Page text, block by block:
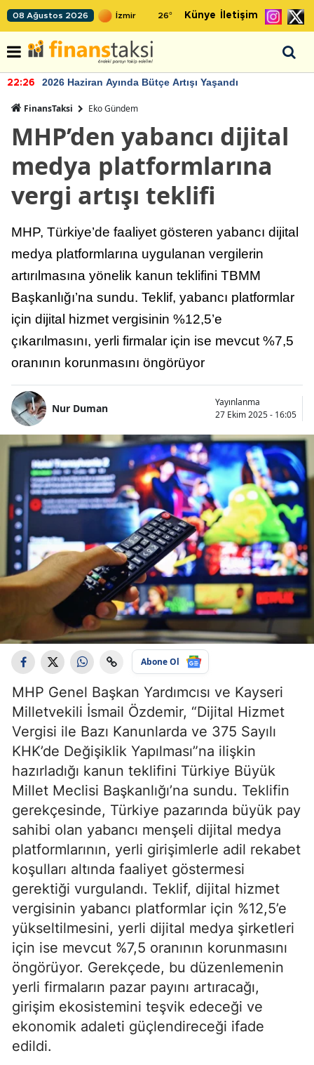
08 Ağustos 2026 26° Künye İletişim
22:26 2026 Haziran Ayında Bütçe Artışı Yaşandı
FinansTaksi Eko Gündem
MHP’den yabancı dijital
medya platformlarına
vergi artışı teklifi
MHP, Türkiye’de faaliyet gösteren yabancı dijital
medya platformlarına uygulanan vergilerin
artırılmasına yönelik kanun teklifini TBMM
Başkanlığı’na sundu. Teklif, yabancı platformlar
için dijital hizmet vergisinin %12,5’e
çıkarılmasını, yerli firmalar için ise mevcut %7,5
oranının korunmasını öngörüyor
Nur Duman
Yayınlanma
27 Ekim 2025 - 16:05
Abone Ol
MHP Genel Başkan Yardımcısı ve Kayseri
Milletvekili İsmail Özdemir, “Dijital Hizmet
Vergisi ile Bazı Kanunlarda ve 375 Sayılı
KHK’de Değişiklik Yapılması”na ilişkin
hazırladığı kanun teklifini Türkiye Büyük
Millet Meclisi Başkanlığı’na sundu. Teklifin
gerekçesinde, Türkiye pazarında büyük pay
sahibi olan yabancı menşeli dijital medya
platformlarının, yerli girişimlerle adil rekabet
koşulları altında faaliyet göstermesi
gerektiği vurgulandı. Teklif, dijital hizmet
vergisinin yabancı platformlar için %12,5’e
yükseltilmesini, yerli dijital medya şirketleri
için ise mevcut %7,5 oranının korunmasını
öngörüyor. Gerekçede, bu düzenlemenin
yerli firmaların pazar payını artıracağı,
girişim ekosistemini teşvik edeceği ve
ekonomik adaleti güçlendireceği ifade
edildi.